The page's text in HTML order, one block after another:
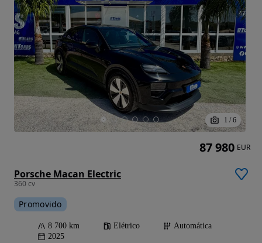
1 / 6
Porsche Macan Electric
360 cv
Promovido
8 700 km Elétrico
Automática
2025
87 980 EUR